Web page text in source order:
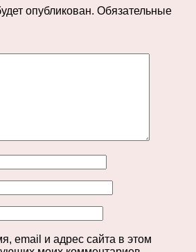
опубликован. Обязательные
email и адрес сайта в этом